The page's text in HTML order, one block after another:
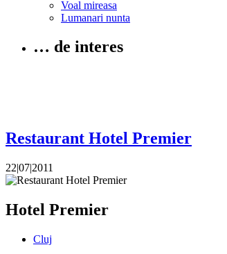
Voal mireasa
Lumanari nunta
… de interes
Restaurant Hotel Premier
22|07|2011
Hotel Premier
Cluj